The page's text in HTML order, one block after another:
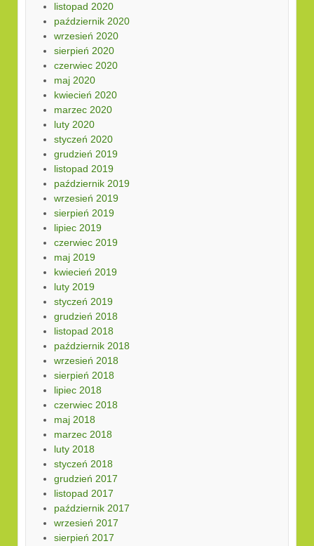
listopad 2020
październik 2020
wrzesień 2020
sierpień 2020
czerwiec 2020
maj 2020
kwiecień 2020
marzec 2020
luty 2020
styczeń 2020
grudzień 2019
listopad 2019
październik 2019
wrzesień 2019
sierpień 2019
lipiec 2019
czerwiec 2019
maj 2019
kwiecień 2019
luty 2019
styczeń 2019
grudzień 2018
listopad 2018
październik 2018
wrzesień 2018
sierpień 2018
lipiec 2018
czerwiec 2018
maj 2018
marzec 2018
luty 2018
styczeń 2018
grudzień 2017
listopad 2017
październik 2017
wrzesień 2017
sierpień 2017